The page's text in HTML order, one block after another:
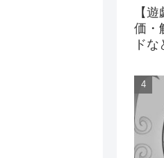
【
価・
ドな